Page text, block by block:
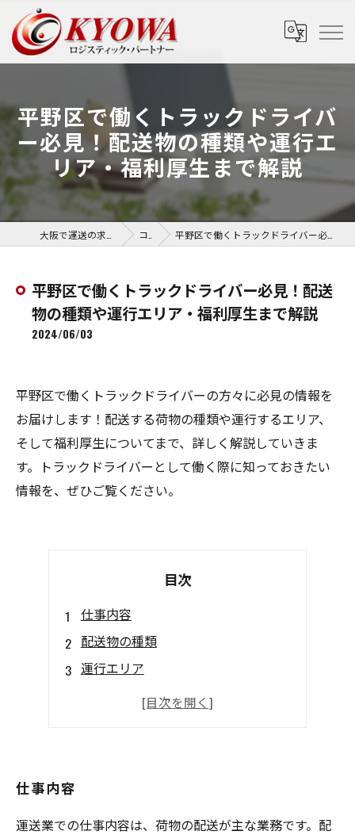
平野区で働くトラックドライバ
ー必見！配送物の種類や運行エ
リア・福利厚生まで解説
コラム 平野区で働くトラックドライバー必見！配送物の種類や運行エリア・福利厚生まで解説
平野区で働くトラックドライバー必見！配送
物の種類や運行エリア・福利厚生まで解説
2024/06/03
平野区で働くトラックドライバーの方々に必見の情報を
お届けします！配送する荷物の種類や運行するエリア、
そして福利厚生についてまで、詳しく解説していきま
す。トラックドライバーとして働く際に知っておきたい
情報を、ぜひご覧ください。
目次
仕事内容
配送物の種類
運行エリア
仕事内容
運送業での仕事内容は、荷物の配送が主な業務です。配